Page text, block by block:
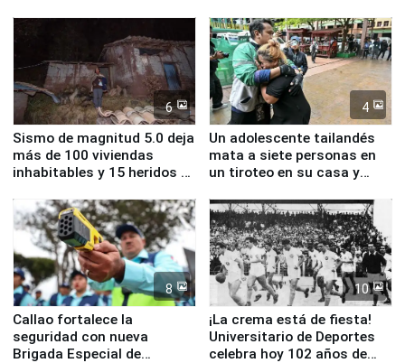
6
Sismo de magnitud 5.0 deja
más de 100 viviendas
inhabitables y 15 heridos en
4
Un adolescente tailandés
mata a siete personas en
un tiroteo en su casa y
8
Callao fortalece la
seguridad con nueva
Brigada Especial de
10
¡La crema está de fiesta!
Universitario de Deportes
celebra hoy 102 años de